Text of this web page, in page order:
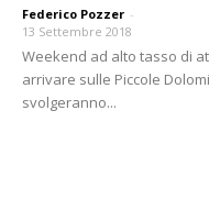
Federico Pozzer -
13 Settembre 2018
Weekend ad alto tasso di
arrivare sulle Piccole
svolgeranno...